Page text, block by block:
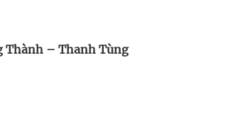
Thành – Thanh Tùng